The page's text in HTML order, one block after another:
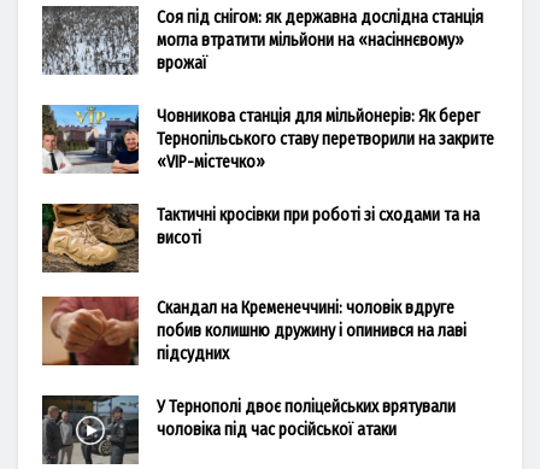
Соя під снігом: як державна дослідна станція
могла втратити мільйони на «насіннєвому»
врожаї
Човникова станція для мільйонерів: Як берег
Тернопільського ставу перетворили на закрите
«VIP-містечко»
Тактичні кросівки при роботі зі сходами та на
висоті
Скандал на Кременеччині: чоловік вдруге
побив колишню дружину і опинився на лаві
підсудних
У Тернополі двоє поліцейських врятували
чоловіка під час російської атаки